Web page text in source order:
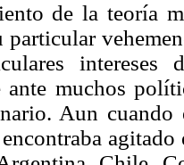
de la teoría
particular
intereses
ante muchos
Aun